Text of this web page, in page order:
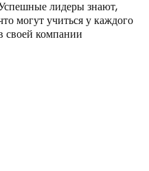
лидеры знают,
могут учиться у каждого
своей компании